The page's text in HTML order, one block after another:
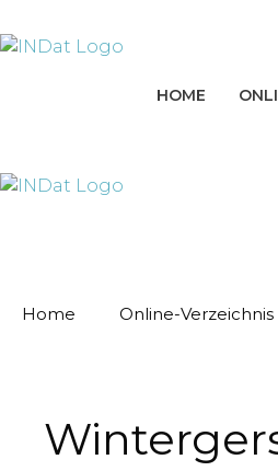
Inhalt
HOME
Home Online-Verzeichnis